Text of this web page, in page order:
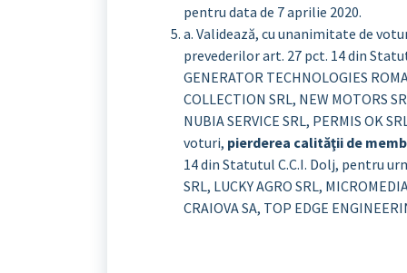
pentru data de 7 aprilie 2020.
a. Validează, cu unanimitate de
prevederilor art. 27 pct. 14 din
GENERATOR TECHNOLOGIES
COLLECTION SRL, NEW MOTORS
NUBIA SERVICE SRL, PERMIS OK
voturi, pierderea calităţii de
14 din Statutul C.C.I. Dolj, pentru
SRL, LUCKY AGRO SRL,
CRAIOVA SA, TOP EDGE